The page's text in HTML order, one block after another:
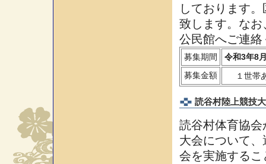
しております
致します。な
公民館へご連絡
募集期間
令和3年8
募集金額
１世帯
読谷村陸上競技
読谷村体育協
大会について
会を実施する